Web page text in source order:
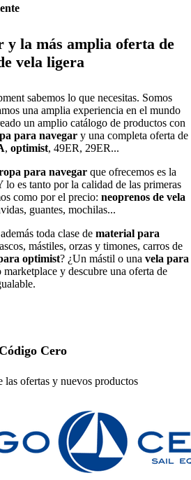
y la más amplia oferta de
vela ligera
sabemos lo que necesitas. Somos
una amplia experiencia en el mundo
un amplio catálogo de productos con
para navegar y una completa oferta de
, optimist, 49ER, 29ER...
para navegar que ofrecemos es la
lo es tanto por la calidad de las primeras
como por el precio: neoprenos de vela
guantes, mochilas...
toda clase de material para
mástiles, orzas y timones, carros de
optimist? ¿Un mástil o una vela para
marketplace y descubre una oferta de
Cero
las ofertas y nuevos productos